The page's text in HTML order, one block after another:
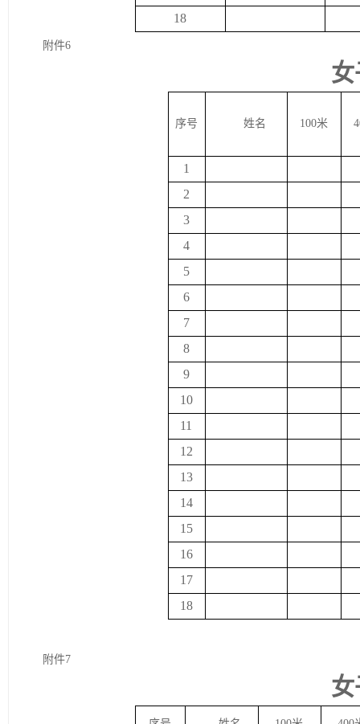
18
附件6
序号 姓名 100米
1
2
3
4
5
6
7
8
9
10
11
12
13
14
15
16
17
18
附件7